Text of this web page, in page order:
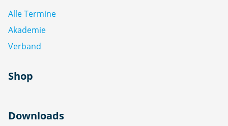
Alle Termine
Akademie
Verband
Shop
Downloads